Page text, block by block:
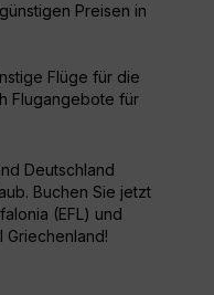
Preisen in
Flüge für die
Flugangebote für
Deutschland
Buchen Sie jetzt
(EFL) und
Griechenland!